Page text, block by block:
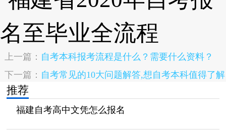
上一篇： 自考本科报考流程是什么？需要什么资料？
下一篇： 自考常见的10大问题解答,想自考本科值得了解
推荐
福建自考高中文凭怎么报名